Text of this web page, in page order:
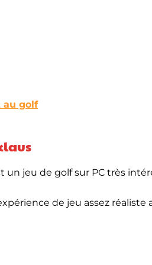
au golf
un jeu de golf sur PC très
de jeu assez